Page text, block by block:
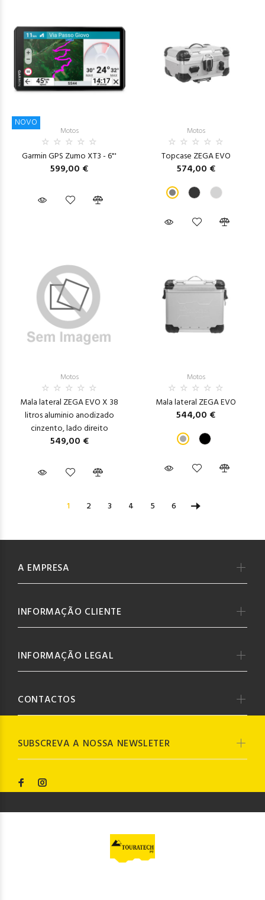
NOVO
Motos
Garmin GPS Zumo XT3 - 6"'
599,00 €
Motos
Topcase ZEGA EVO
574,00 €
Motos
Mala lateral ZEGA EVO X 38
litros aluminio anodizado
cinzento, lado direito
549,00 €
Motos
Mala lateral ZEGA EVO
544,00 €
1 2 3 4 5 6
SUBSCREVA A NOSSA NEWSLETER
A EMPRESA
INFORMAÇÃO CLIENTE
INFORMAÇÃO LEGAL
CONTACTOS